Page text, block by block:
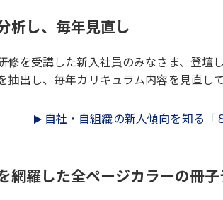
析し、毎年見直し
修を受講した新入社員のみなさま、登壇
出し、毎年カリキュラム内容を見直して
自社・自組織の新人傾向を知る「
網羅した全ページカラーの冊